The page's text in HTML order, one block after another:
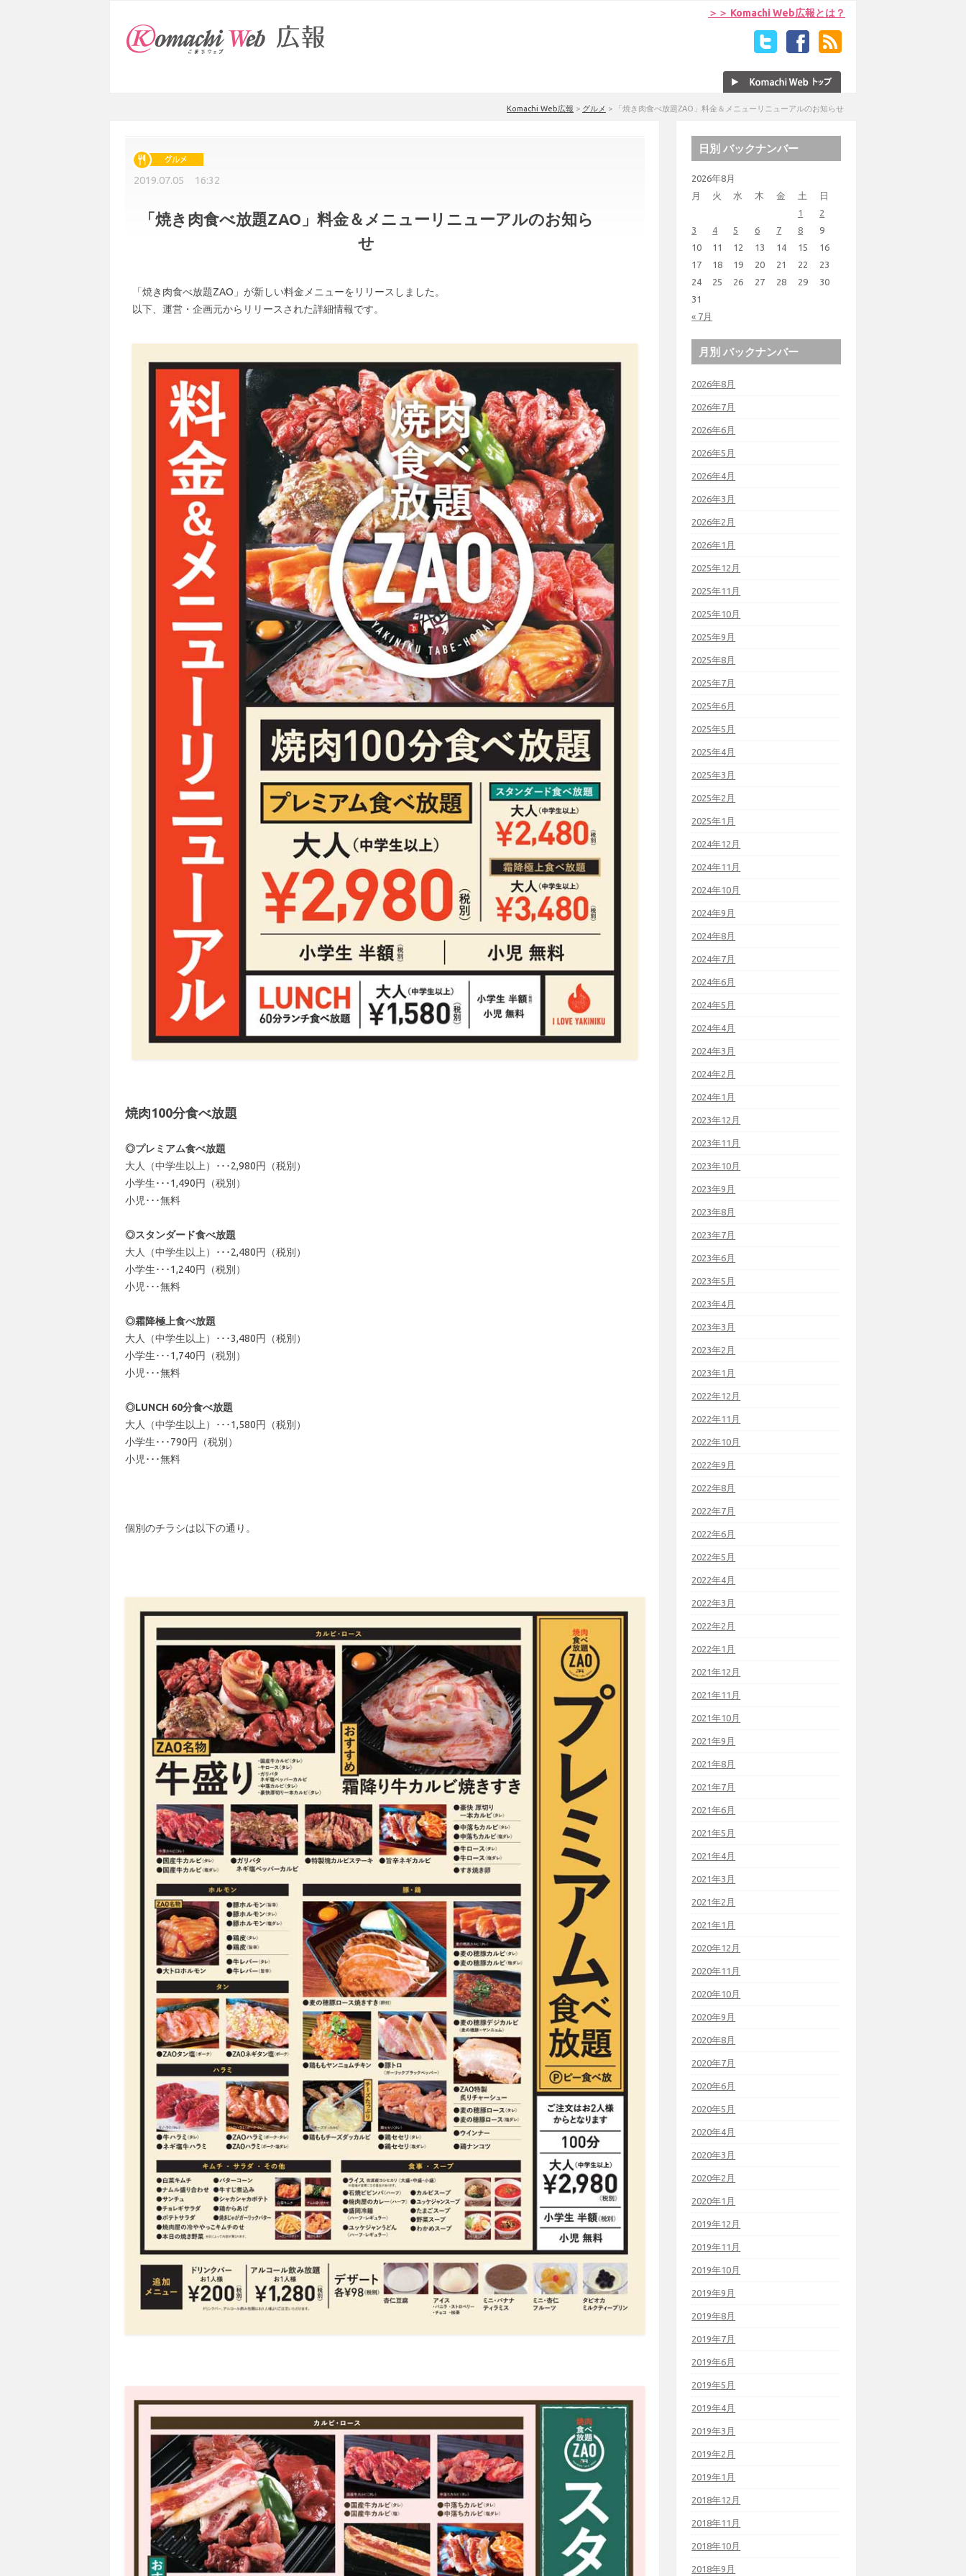
＞＞ Komachi Web広報とは？
Komachi Web広報 > グルメ > 「焼き肉食べ放題ZAO」料金＆メニューリニューアルのお知らせ
2019.07.05 16:32
「焼き肉食べ放題ZAO」料金＆メニューリニューアルのお知ら
せ
「焼き肉食べ放題ZAO」が新しい料金メニューをリリースしました。
以下、運営・企画元からリリースされた詳細情報です。
焼肉100分食べ放題
◎プレミアム食べ放題
大人（中学生以上）･･･2,980円（税別）
小学生･･･1,490円（税別）
小児･･･無料
◎スタンダード食べ放題
大人（中学生以上）･･･2,480円（税別）
小学生･･･1,240円（税別）
小児･･･無料
◎霜降極上食べ放題
大人（中学生以上）･･･3,480円（税別）
小学生･･･1,740円（税別）
小児･･･無料
◎LUNCH 60分食べ放題
大人（中学生以上）･･･1,580円（税別）
小学生･･･790円（税別）
小児･･･無料
個別のチラシは以下の通り。
日別 バックナンバー
2026年8月
月
火 水 木 金 土 日
« 7月
1
2
3
4 5 6 7 8
9
10
11 12 13 14 15
16
17
18 19 20 21 22
23
24
25 26 27 28 29
30
31
月別 バックナンバー
2026年8月
2026年7月
2026年6月
2026年5月
2026年4月
2026年3月
2026年2月
2026年1月
2025年12月
2025年11月
2025年10月
2025年9月
2025年8月
2025年7月
2025年6月
2025年5月
2025年4月
2025年3月
2025年2月
2025年1月
2024年12月
2024年11月
2024年10月
2024年9月
2024年8月
2024年7月
2024年6月
2024年5月
2024年4月
2024年3月
2024年2月
2024年1月
2023年12月
2023年11月
2023年10月
2023年9月
2023年8月
2023年7月
2023年6月
2023年5月
2023年4月
2023年3月
2023年2月
2023年1月
2022年12月
2022年11月
2022年10月
2022年9月
2022年8月
2022年7月
2022年6月
2022年5月
2022年4月
2022年3月
2022年2月
2022年1月
2021年12月
2021年11月
2021年10月
2021年9月
2021年8月
2021年7月
2021年6月
2021年5月
2021年4月
2021年3月
2021年2月
2021年1月
2020年12月
2020年11月
2020年10月
2020年9月
2020年8月
2020年7月
2020年6月
2020年5月
2020年4月
2020年3月
2020年2月
2020年1月
2019年12月
2019年11月
2019年10月
2019年9月
2019年8月
2019年7月
2019年6月
2019年5月
2019年4月
2019年3月
2019年2月
2019年1月
2018年12月
2018年11月
2018年10月
2018年9月